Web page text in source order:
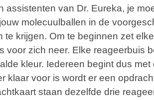
assistenten van Dr. Eureka, je
molecuulballen in de
te krijgen. Om te beginnen zet
voor zich neer. Elke reageerbuis
kleur. Iedereen begint dus
klaar voor is wordt er een
staan dezelfde drie